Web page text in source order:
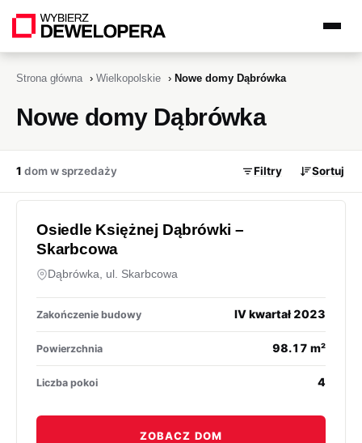
Strona główna › Wielkopolskie › Nowe domy Dąbrówka
Nowe domy Dąbrówka
1 dom w sprzedaży Filtry Sortuj
Osiedle Księżnej Dąbrówki –
Skarbcowa
Dąbrówka, ul. Skarbcowa
Zakończenie budowy IV kwartał 2023
Powierzchnia 98.17 m²
Liczba pokoi 4
ZOBACZ DOM